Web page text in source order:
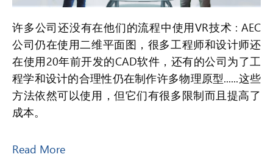
许多公司还没有在他们的流程中使用VR技术 : AEC
公司仍在使用二维平面图，很多工程师和设计师还
在使用20年前开发的CAD软件，还有的公司为了工
程学和设计的合理性仍在制作许多物理原型......这些
方法依然可以使用，但它们有很多限制而且提高了
成本。
Read More